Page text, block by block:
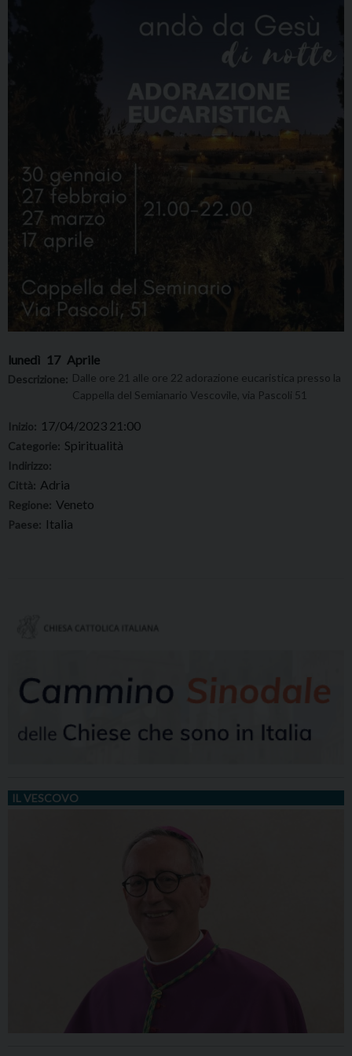
lunedì 17 Aprile
Descrizione: Dalle ore 21 alle ore 22 adorazione eucaristica presso la
Cappella del Semianario Vescovile, via Pascoli 51
Inizio: 17/04/2023 21:00
Categorie: Spiritualità
Indirizzo:
Città: Adria
Regione: Veneto
Paese: Italia
IL VESCOVO